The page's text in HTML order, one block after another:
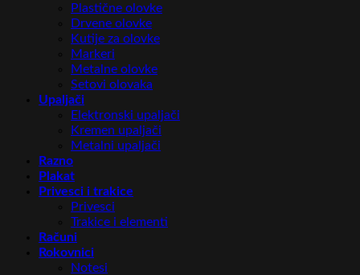
Plastične olovke
Drvene olovke
Kutije za olovke
Markeri
Metalne olovke
Setovi olovaka
Upaljači
Elektronski upaljači
Kremen upaljači
Metalni upaljači
Razno
Plakat
Privesci i trakice
Privesci
Trakice i elementi
Računi
Rokovnici
Notesi